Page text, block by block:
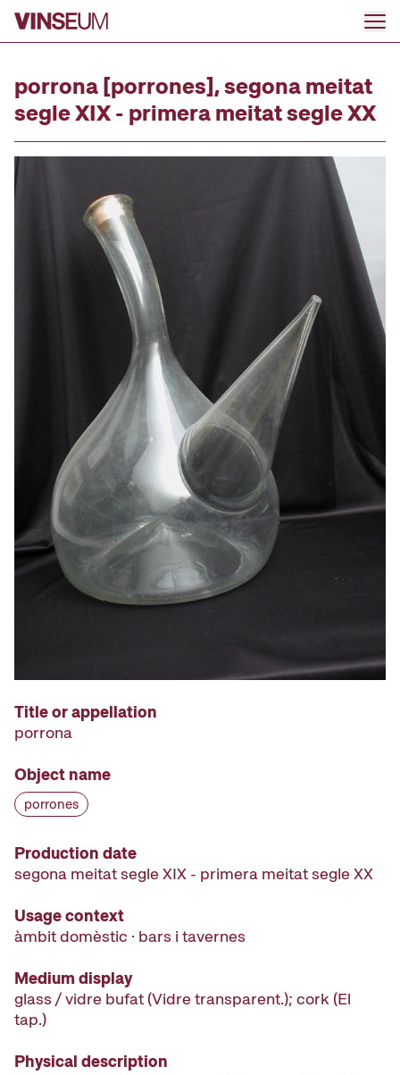
Go to content
porrona [porrones], segona meitat
segle XIX - primera meitat segle XX
Title or appellation
porrona
Object name
porrones
Production date
segona meitat segle XIX - primera meitat segle XX
Usage context
àmbit domèstic · bars i tavernes
Medium display
glass / vidre bufat (Vidre transparent.); cork (El
tap.)
Physical description